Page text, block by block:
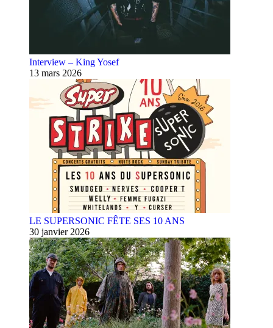
Interview – King Yosef
13 mars 2026
LE SUPERSONIC FÊTE SES 10 ANS
30 janvier 2026